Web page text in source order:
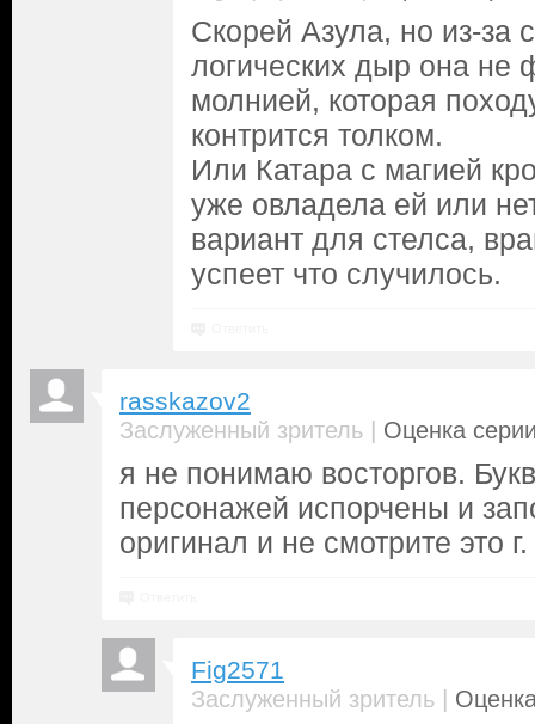
Скорей Азула, но из-за
логических дыр она не
молнией, которая
контрится толком.
Или Катара с магией
уже овладела ей или
вариант для стелса,
успеет что случилось.
rasskazov2
Заслуженный зритель | Оценка
я не понимаю восторгов.
персонажей испорчены и
оригинал и не смотрите это г.
Fig2571
Заслуженный зритель |